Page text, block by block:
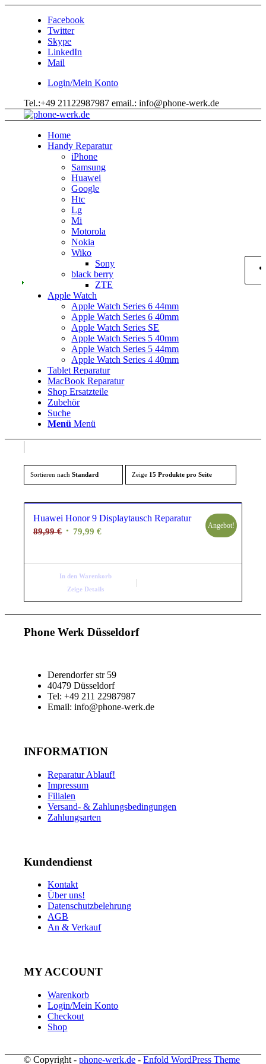
Facebook
Twitter
Skype
LinkedIn
Mail
Login/Mein Konto
Tel.:+49 21122987987 email.: info@phone-werk.de
Home
Handy Reparatur
iPhone
Samsung
Huawei
Google
Htc
Lg
Mi
Motorola
Nokia
Wiko
Sony
black berry
ZTE
Apple Watch
Apple Watch Series 6 44mm
Apple Watch Series 6 40mm
Apple Watch Series SE
Apple Watch Series 5 40mm
Apple Watch Series 5 44mm
Apple Watch Series 4 40mm
Tablet Reparatur
MacBook Reparatur
Shop Ersatzteile
Zubehör
Suche
Menü Menü
Sortieren nachStandard Zeige 15 Produkte pro Seite
Huawei Honor 9 Displaytausch Reparatur
89,99€ Ursprünglicher
89,99 €
79,99€Aktueller
79,99 €.
Angebot!
In den Warenkorb
Zeige Details
Phone Werk Düsseldorf
Derendorfer str 59
40479 Düsseldorf
Tel: +49 211 22987987
Email: info@phone-werk.de
INFORMATION
Reparatur Ablauf!
Impressum
Filialen
Versand- & Zahlungsbedingungen
Zahlungsarten
Kundendienst
Kontakt
Über uns!
Datenschutzbelehrung
AGB
An & Verkauf
MY ACCOUNT
Warenkorb
Login/Mein Konto
Checkout
Shop
© Copyright -phone-werk.de -Enfold WordPress Theme